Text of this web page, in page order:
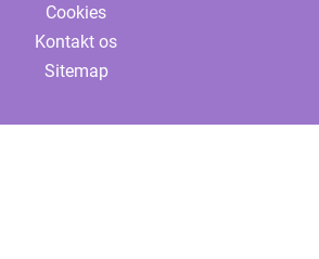
Cookies
Kontakt os
Sitemap